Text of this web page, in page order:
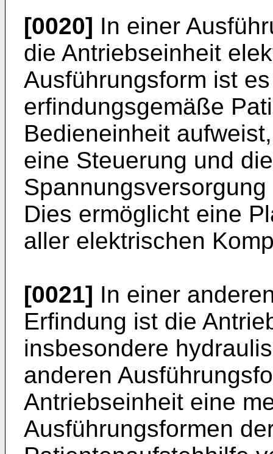
[0020] In einer
die Antriebseinheit
Ausführungsform ist
erfindungsgemäße
Bedieneinheit
eine Steuerung und
Dies ermöglicht eine
aller elektrischen
[0021] In einer
Erfindung ist die
insbesondere
anderen
Antriebseinheit eine
Ausführungsformen